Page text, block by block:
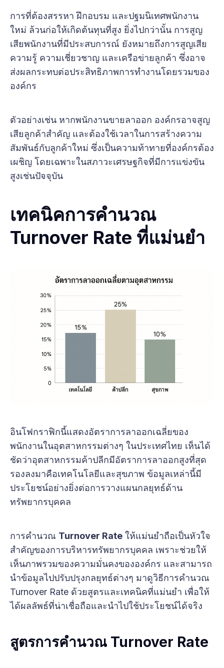
การที่ต้องสรรหา ฝึกอบรม และปฐมนิเทศพนักงาน
ใหม่ ล้วนก่อให้เกิดต้นทุนที่สูง ยิ่งไปกว่านั้น การสูญ
เสียพนักงานที่มีประสบการณ์ ยังหมายถึงการสูญเสีย
ความรู้ ความเชี่ยวชาญ และเครือข่ายลูกค้า ซึ่งอาจ
ส่งผลกระทบต่อประสิทธิภาพการทำงานโดยรวมของ
องค์กร
ตัวอย่างเช่น หากพนักงานขายลาออก องค์กรอาจสูญ
เสียลูกค้าสำคัญ และต้องใช้เวลาในการสร้างความ
สัมพันธ์กับลูกค้าใหม่ ซึ่งเป็นความท้าทายที่องค์กรต้อง
เผชิญ โดยเฉพาะในสภาวะเศรษฐกิจที่มีการแข่งขัน
สูงเช่นปัจจุบัน
เทคนิคการคำนวณ
Turnover Rate ที่แม่นยำ
อินโฟกราฟิกนี้แสดงอัตราการลาออกเฉลี่ยของ
พนักงานในอุตสาหกรรมต่างๆ ในประเทศไทย เห็นได้
ชัดว่าอุตสาหกรรมค้าปลีกมีอัตราการลาออกสูงที่สุด
รองลงมาคือเทคโนโลยีและสุขภาพ ข้อมูลเหล่านี้มี
ประโยชน์อย่างยิ่งต่อการวางแผนกลยุทธ์ด้าน
ทรัพยากรบุคคล
การคำนวณ Turnover Rate ให้แม่นยำถือเป็นหัวใจ
สำคัญของการบริหารทรัพยากรบุคคล เพราะช่วยให้
เห็นภาพรวมของความมั่นคงขององค์กร และสามารถ
นำข้อมูลไปปรับปรุงกลยุทธ์ต่างๆ มาดูวิธีการคำนวณ
Turnover Rate ด้วยสูตรและเทคนิคที่แม่นยำ เพื่อให้
ได้ผลลัพธ์ที่น่าเชื่อถือและนำไปใช้ประโยชน์ได้จริง
สูตรการคำนวณ Turnover Rate